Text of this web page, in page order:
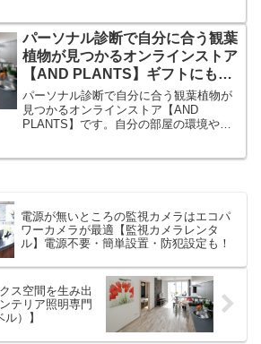
ようなさわり心地の人を癒やすクッショ
ンです。
パーソナル診断で自分に合う観葉
植物が見つかるオンラインストア
【AND PLANTS】ギフトにも喜
ばれるお洒落な観葉植物を！
パーソナル診断で自分に合う観葉植物が
見つかるオンラインストア【AND
PLANTS】です。自分の部屋の環境や、
電源が無いところの監視カメラはエコパ
ワーカメラが最適【監視カメラレンタ
ル】電源不要・簡単設置・防犯設定も！
ス空間を生み出
テリア照明専門
）】